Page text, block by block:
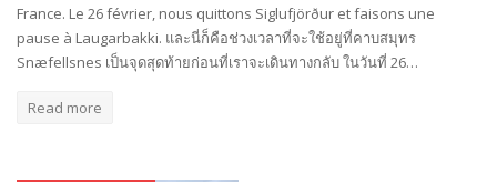
France. Le 26 février, nous quittons Siglufjörður et faisons une
pause à Laugarbakki. และนี่ก็คือช่วงเวลาที่จะใช้อยู่ที่คาบสมุทร
Snæfellsnes เป็นจุดสุดท้ายก่อนที่เราจะเดินทางกลับ ในวันที่ 26…
Read more